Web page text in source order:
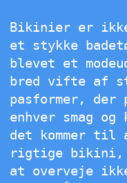
Bikinier er
et stykke
blevet et
bred vifte af
pasformer,
enhver smag
det kommer til
rigtige
at overveje